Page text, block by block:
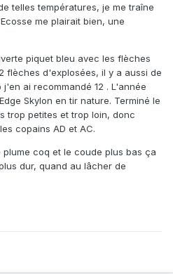
telles températures, je me traîne
me plairait bien, une
piquet bleu avec les flèches
flèches d'explosées, il y a aussi de
ai recommandé 12 . L'année
Skylon en tir nature. Terminé le
trop petites et trop loin, donc
copains AD et AC.
coq et le coude plus bas ça
dur, quand au lâcher de